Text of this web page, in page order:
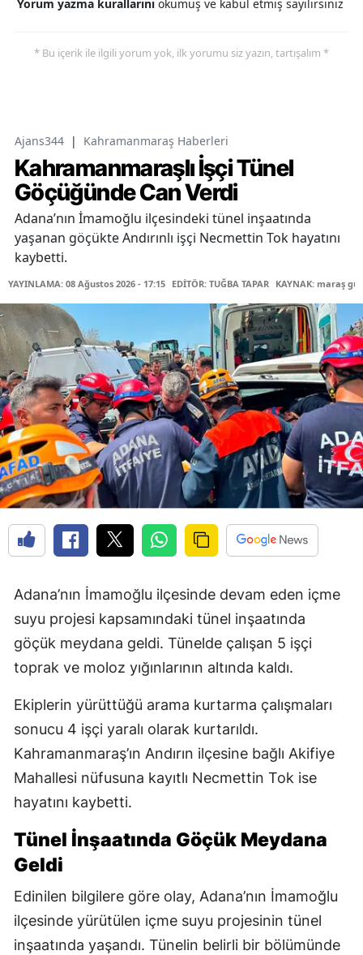
Yorum yazma kurallarını okumuş ve kabul etmiş sayılırsınız
* Bu içerik ile ilgili yorum yok, ilk yorumu siz yazın, tartışalım *
Ajans344 | Kahramanmaraş Haberleri
Kahramanmaraşlı İşçi Tünel
Göçüğünde Can Verdi
Adana’nın İmamoğlu ilçesindeki tünel inşaatında
yaşanan göçükte Andırınlı işçi Necmettin Tok hayatını
kaybetti.
YAYINLAMA: 08 Ağustos 2026 - 17:15 EDİTÖR: TUĞBA TAPAR KAYNAK: maraş
Adana’nın İmamoğlu ilçesinde devam eden içme
suyu projesi kapsamındaki tünel inşaatında
göçük meydana geldi. Tünelde çalışan 5 işçi
toprak ve moloz yığınlarının altında kaldı.
Ekiplerin yürüttüğü arama kurtarma çalışmaları
sonucu 4 işçi yaralı olarak kurtarıldı.
Kahramanmaraş’ın Andırın ilçesine bağlı Akifiye
Mahallesi nüfusuna kayıtlı Necmettin Tok ise
hayatını kaybetti.
Tünel İnşaatında Göçük Meydana
Geldi
Edinilen bilgilere göre olay, Adana’nın İmamoğlu
ilçesinde yürütülen içme suyu projesinin tünel
inşaatında yaşandı. Tünelin belirli bir bölümünde